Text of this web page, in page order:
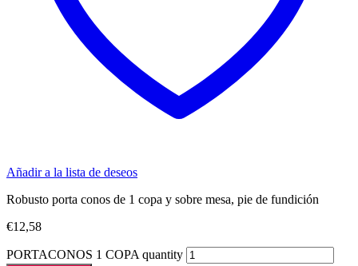
Añadir a la lista de deseos
Robusto porta conos de 1 copa y sobre mesa, pie de fundición
€12,58
PORTACONOS 1 COPA quantity